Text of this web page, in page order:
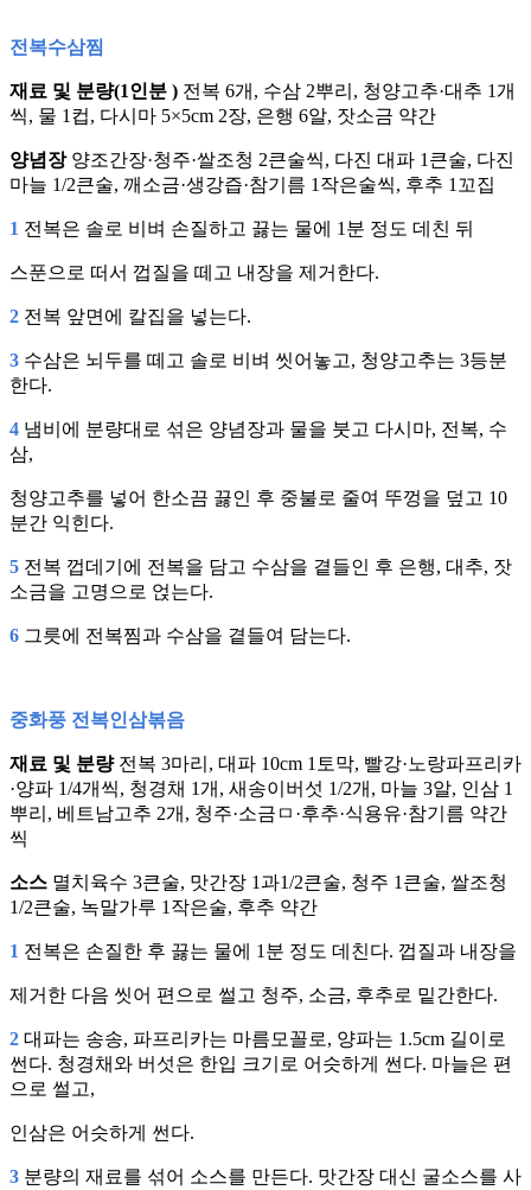
전복수삼찜
재료 및 분량(1인분 ) 전복 6개, 수삼 2뿌리, 청양고추·대추 1개
씩, 물 1컵, 다시마 5×5cm 2장, 은행 6알, 잣소금 약간
양념장양조간장·청주·쌀조청 2큰술씩, 다진 대파 1큰술, 다진
마늘 1/2큰술, 깨소금·생강즙·참기름 1작은술씩, 후추 1꼬집
1 전복은 솔로 비벼 손질하고 끓는 물에 1분 정도 데친 뒤
스푼으로 떠서 껍질을 떼고 내장을 제거한다.
2 전복 앞면에 칼집을 넣는다.
3 수삼은 뇌두를 떼고 솔로 비벼 씻어놓고, 청양고추는 3등분
한다.
4 냄비에 분량대로 섞은 양념장과 물을 붓고 다시마, 전복, 수
삼,
청양고추를 넣어 한소끔 끓인 후 중불로 줄여 뚜껑을 덮고 10
분간 익힌다.
5 전복 껍데기에 전복을 담고 수삼을 곁들인 후 은행, 대추, 잣
소금을 고명으로 얹는다.
6 그릇에 전복찜과 수삼을 곁들여 담는다.
중화풍 전복인삼볶음
재료 및 분량전복 3마리, 대파 10cm 1토막, 빨강·노랑파프리카
·양파 1/4개씩, 청경채 1개, 새송이버섯 1/2개, 마늘 3알, 인삼 1
뿌리, 베트남고추 2개, 청주·소금ㅁ·후추·식용유·참기름 약간
씩
소스 멸치육수 3큰술, 맛간장 1과1/2큰술, 청주 1큰술, 쌀조청
1/2큰술, 녹말가루 1작은술, 후추 약간
1 전복은 손질한 후 끓는 물에 1분 정도 데친다. 껍질과 내장을
제거한 다음 씻어 편으로 썰고 청주, 소금, 후추로 밑간한다.
2 대파는 송송, 파프리카는 마름모꼴로, 양파는 1.5cm 길이로
썬다. 청경채와 버섯은 한입 크기로 어슷하게 썬다. 마늘은 편
으로 썰고,
인삼은 어슷하게 썬다.
3 분량의 재료를 섞어 소스를 만든다. 맛간장 대신 굴소스를 사